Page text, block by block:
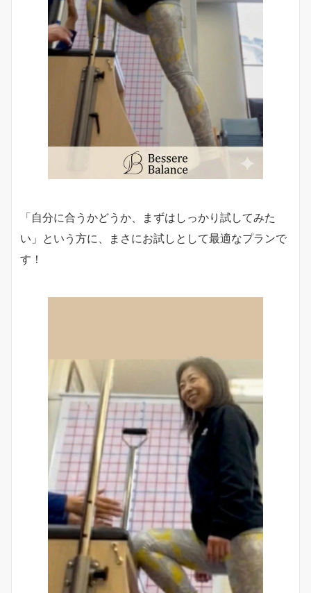
「自分に合うかどうか、まずはしっかり試してみた
い」という方に、まさにお試しとして最適なプランで
す！